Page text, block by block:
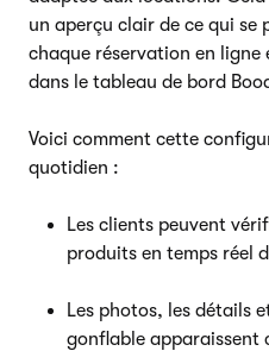
un aperçu clair de ce qui se
chaque réservation en
dans le tableau de bord
Voici comment cette
quotidien :
Les clients peuvent
produits en temps réel
Les photos, les détails
gonflable apparaissent